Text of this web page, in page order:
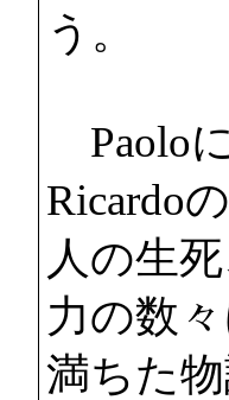
う。
Paolo
Ricardo
人の生
力の数
満ちた